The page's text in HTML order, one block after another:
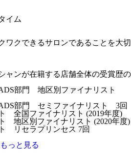
イム
ワクできるサロンであることを大切
ャンが在籍する店舗全体の受賞歴の
部門 地区別ファイナリスト
部門 セミファイナリスト 3回
全国ファイナリスト (2019年度)
地区別ファイナリスト (2020年度)
リセラプリンセス 7回
っと見る